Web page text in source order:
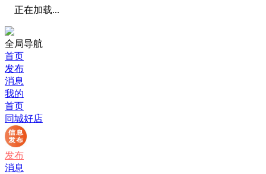
正在加载...
全局导航
首页
发布
消息
我的
首页
同城好店
发布
消息